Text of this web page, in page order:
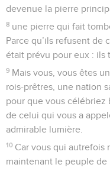
devenue la pierre
8 une pierre qui fait
Parce qu’ils refusent de
était prévu pour eux : ils
9 Mais vous, vous êtes
rois-prêtres, une nation
pour que vous
de celui qui vous a
admirable lumière.
10 Car vous qui autrefois
maintenant le peuple de